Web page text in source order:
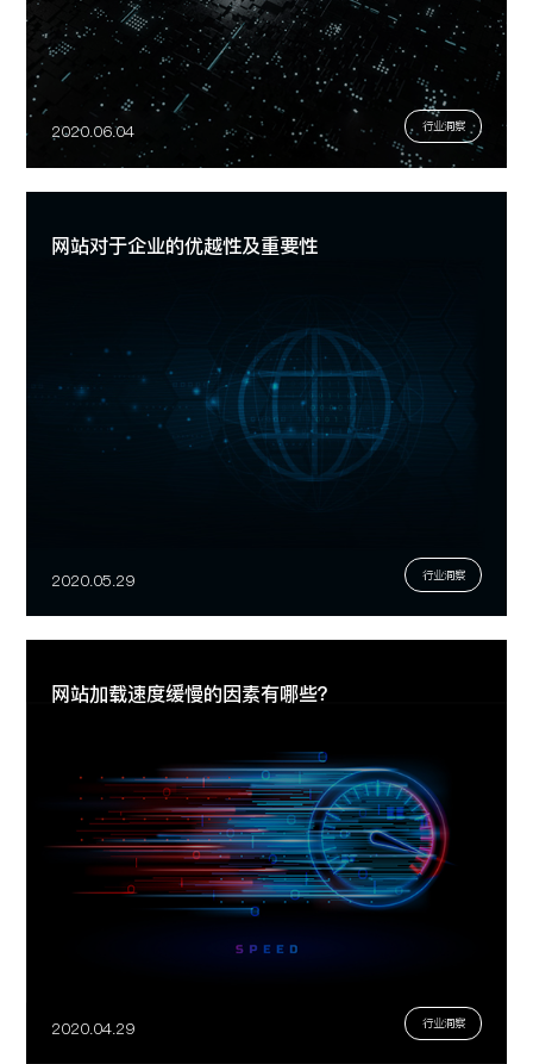
2020.06.04 行业洞察
网站对于企业的优越性及重要性
2020.05.29 行业洞察
网站加载速度缓慢的因素有哪些？
2020.04.29 行业洞察